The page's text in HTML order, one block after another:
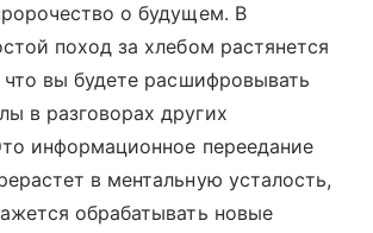
о будущем. В
поход за хлебом растянется
вы будете расшифровывать
в разговорах других
информационное переедание
в ментальную усталость,
обрабатывать новые